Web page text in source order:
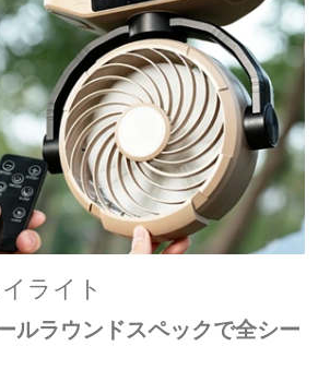
ライト
ルラウンドスペックで全シー